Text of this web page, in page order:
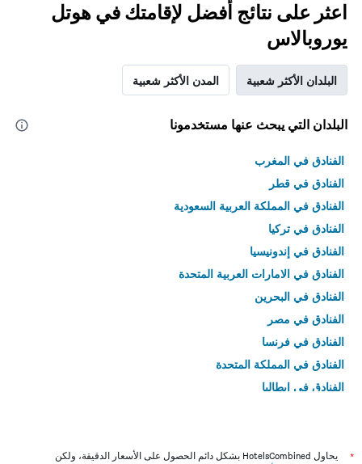
اعثر على نتائج أفضل لإقامتك في هوتل
يوروبالاس
البلدان الأكثر شعبية المدن الأكثر شعبية
البلدان التي يبحث عنها مستخدمونا
الفنادق في المغرب
الفنادق في قطر
الفنادق في المملكة العربية السعودية
الفنادق في تركيا
الفنادق في إندونيسيا
الفنادق في الامارات العربية المتحدة
الفنادق في البحرين
الفنادق في مصر
الفنادق في فرنسا
الفنادق في المملكة المتحدة
الفنادق في إيطاليا
*
يحاول HotelsCombined بشكل دائم الحصول على الأسعار الدقيقة، ولكن